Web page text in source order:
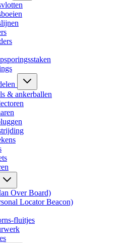
& ankerballen
Over Board)
Locator Beacon)
fluitjes